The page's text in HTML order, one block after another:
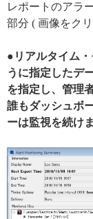
レポートのアラ
部分 ( 画像をク
●リアルタイム
うに指定したデ
を指定し、管理
誰もダッシュボ
ーは監視を続けま